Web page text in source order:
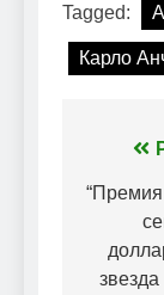
Tagged:
Карло